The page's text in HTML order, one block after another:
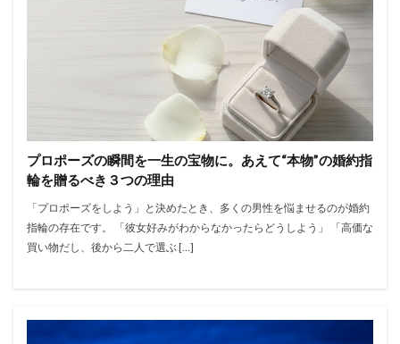
プロポーズの瞬間を一生の宝物に。あえて“本物”の婚約指
輪を贈るべき３つの理由
「プロポーズをしよう」と決めたとき、多くの男性を悩ませるのが婚約
指輪の存在です。 「彼女好みがわからなかったらどうしよう」 「高価な
買い物だし、後から二人で選ぶ […]